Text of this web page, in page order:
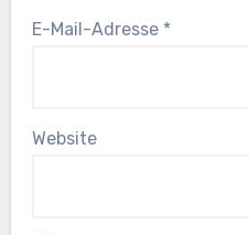
E-Mail-Adresse *
Website